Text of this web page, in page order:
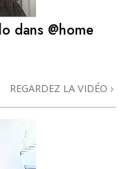
dans @home
REGARDEZ LA VIDÉO